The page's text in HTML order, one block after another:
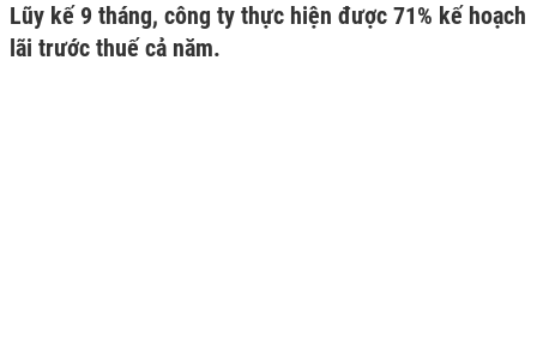
Lũy kế 9 tháng, công ty thực hiện được 71% kế hoạch
lãi trước thuế cả năm.